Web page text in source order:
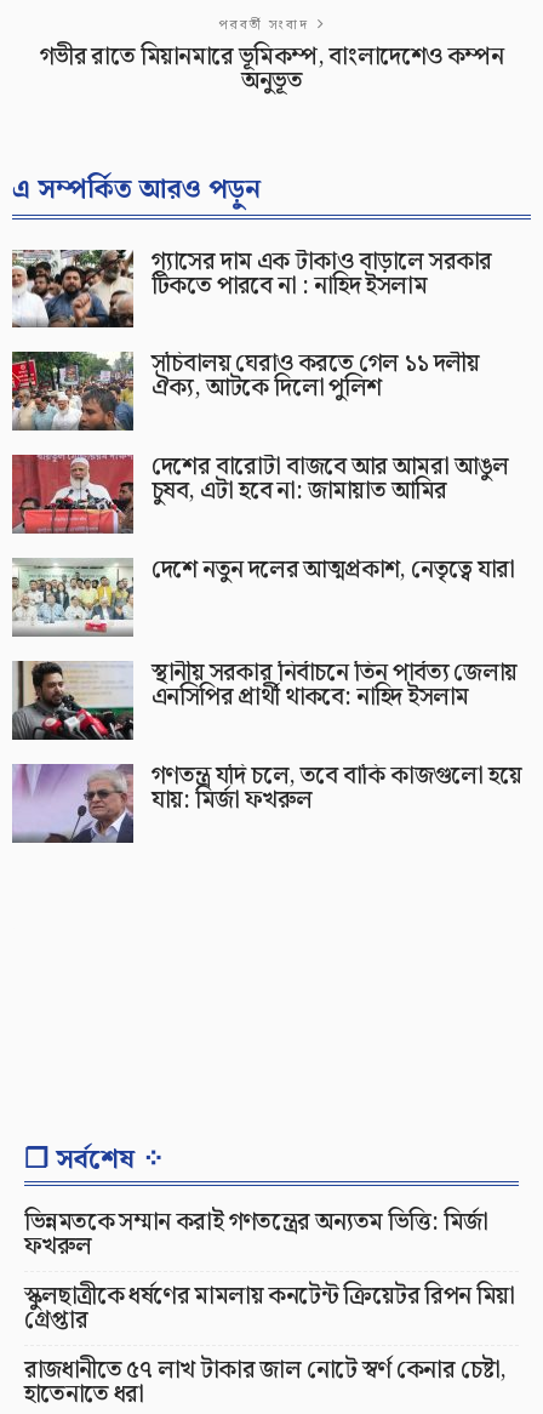
পরবর্তী সংবাদ
গভীর রাতে মিয়ানমারে ভূমিকম্প, বাংলাদেশেও কম্পন
অনুভূত
এ সম্পর্কিত আরও পড়ুন
গ্যাসের দাম এক টাকাও বাড়ালে সরকার
টিকতে পারবে না : নাহিদ ইসলাম
সচিবালয় ঘেরাও করতে গেল ১১ দলীয়
ঐক্য, আটকে দিলো পুলিশ
দেশের বারোটা বাজবে আর আমরা আঙুল
চুষব, এটা হবে না: জামায়াত আমির
দেশে নতুন দলের আত্মপ্রকাশ, নেতৃত্বে যারা
স্থানীয় সরকার নির্বাচনে তিন পার্বত্য জেলায়
এনসিপির প্রার্থী থাকবে: নাহিদ ইসলাম
গণতন্ত্র যদি চলে, তবে বাকি কাজগুলো হয়ে
যায়: মির্জা ফখরুল
❐ সর্বশেষ ⁘
ভিন্নমতকে সম্মান করাই গণতন্ত্রের অন্যতম ভিত্তি: মির্জা
ফখরুল
স্কুলছাত্রীকে ধর্ষণের মামলায় কনটেন্ট ক্রিয়েটর রিপন মিয়া
গ্রেপ্তার
রাজধানীতে ৫৭ লাখ টাকার জাল নোটে স্বর্ণ কেনার চেষ্টা,
হাতেনাতে ধরা